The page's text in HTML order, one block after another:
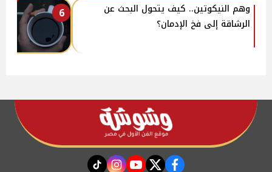
6
وهم النيكوتين.. كيف يتحول البحث عن
الرشاقة إلى فخ الإدمان؟